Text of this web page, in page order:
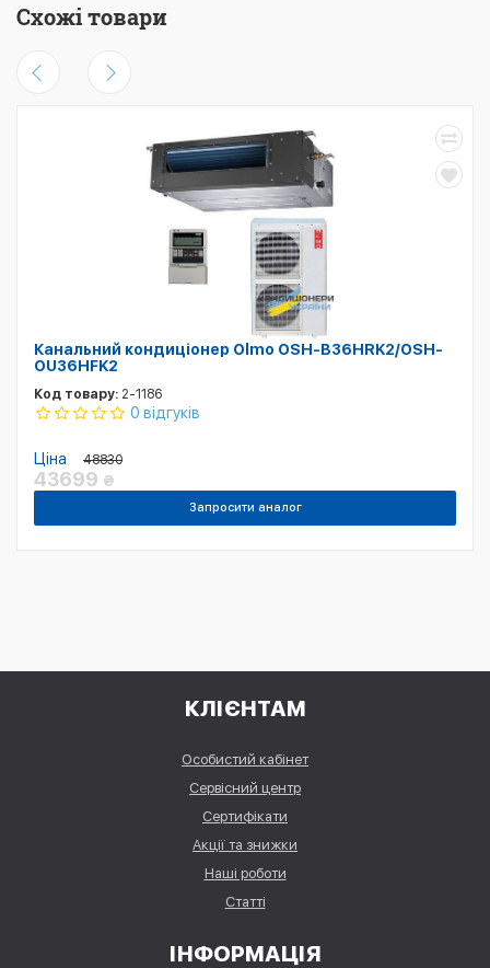
Схожі товари
Канальний кондиціонер Olmo OSH-B36HRK2/OSH-
OU36HFK2
Код товару: 2-1186
0 відгуків
Ціна 48830
43699 ₴
Запросити аналог
КЛІЄНТАМ
Особистий кабінет
Сервісний центр
Сертифікати
Акції та знижки
Наші роботи
Статті
ІНФОРМАЦІЯ